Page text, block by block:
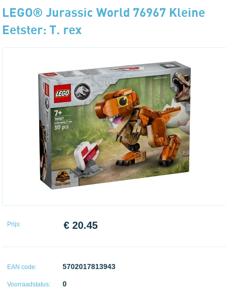
LEGO® Jurassic World 76967 Kleine
Eetster: T. rex
Prijs: € 20.45
EAN code: 5702017813943
Voorraadstatus: 0